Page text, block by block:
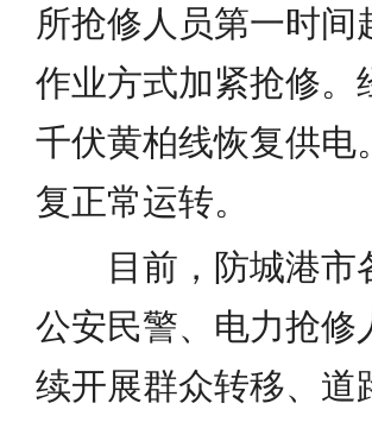
所抢修人员第一时
作业方式加紧抢修。
千伏黄柏线恢复供电
复正常运转。
目前，防城港市
公安民警、电力抢修
续开展群众转移、道